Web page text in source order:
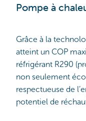
Pompe à
Grâce à la
atteint un COP
réfrigérant R290
non seulement
respectueuse de
potentiel de